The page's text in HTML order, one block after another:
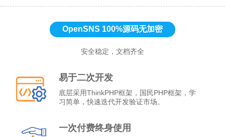
OpenSNS 100%源码无加密
安全稳定，文档齐全
易于二次开发
底层采用ThinkPHP框架，国民PHP框架，学
习简单，快速迭代开发验证市场。
一次付费终身使用